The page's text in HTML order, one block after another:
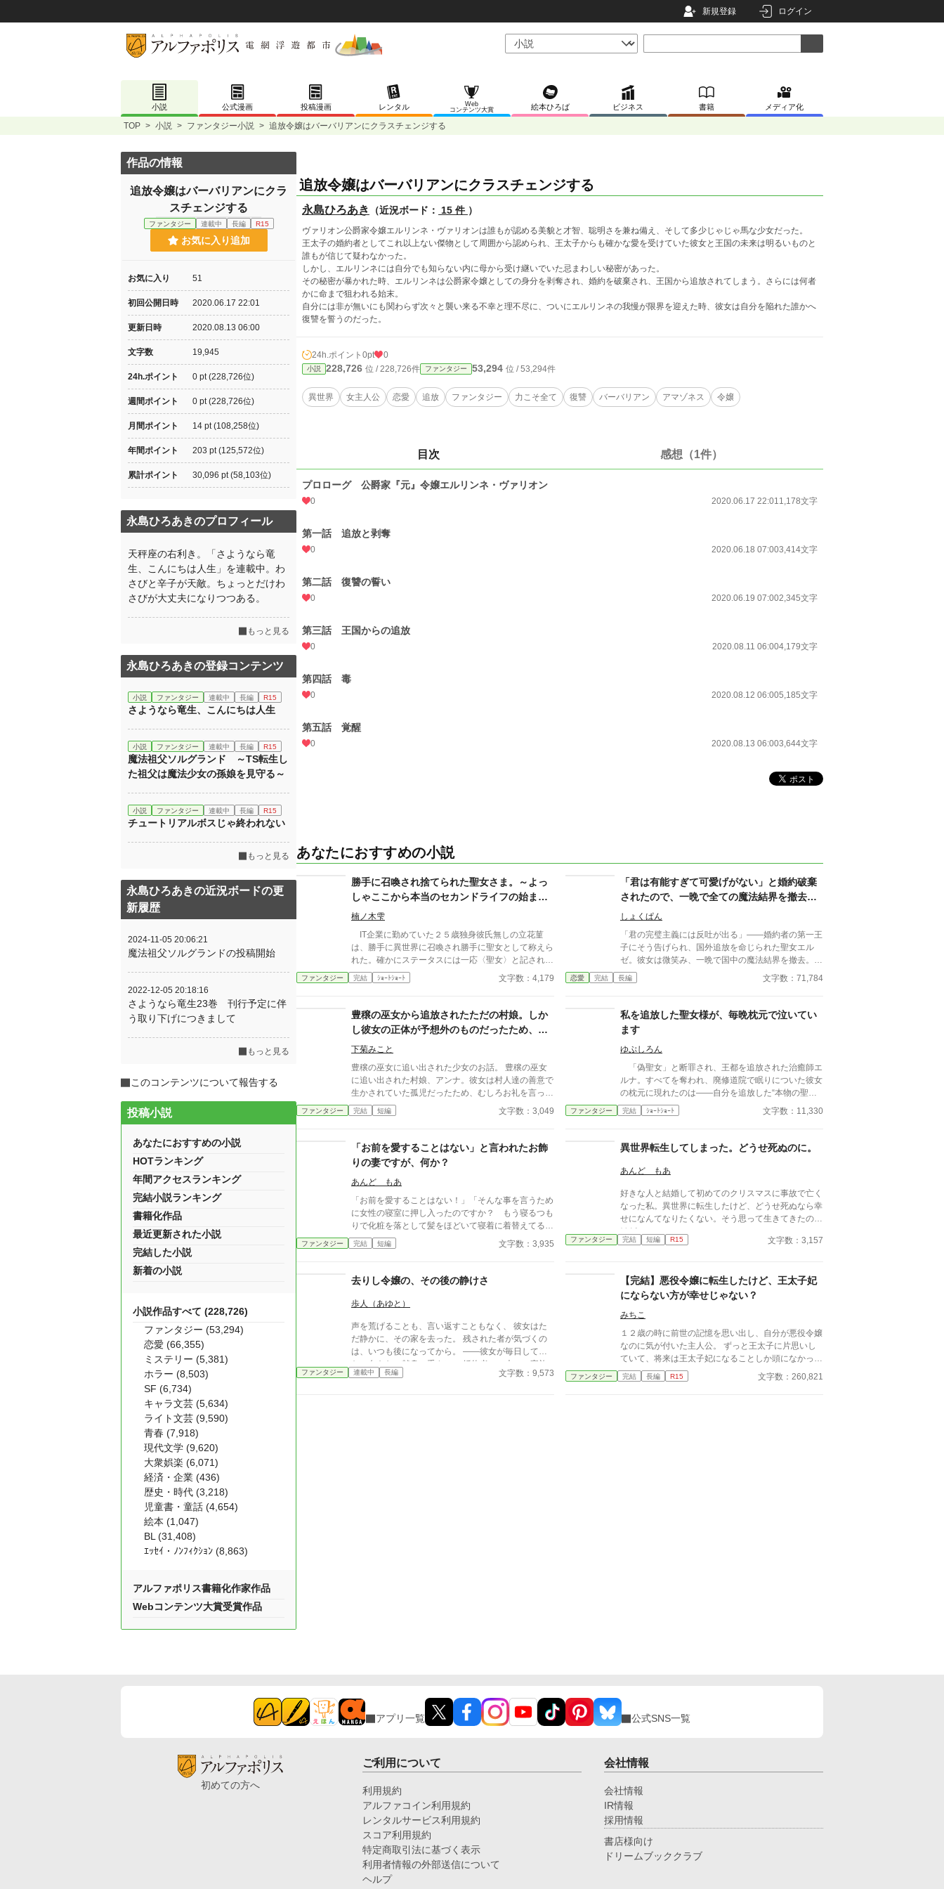
新規登録 ログイン
小説 公式漫画 投稿漫画 レンタル
Web
コンテンツ大賞
絵本ひろば ビジネス 書籍 メディア化
TOP > 小説 > ファンタジー小説 > 追放令嬢はバーバリアンにクラスチェンジする
追放令嬢はバーバリアンにクラスチェンジする
永島ひろあき （近況ボード： 15 件 ）
ヴァリオン公爵家令嬢エルリンネ・ヴァリオンは誰もが認める美貌と才智、聡明さを兼ね備え、そして多少じゃじゃ馬な少女だった。
王太子の婚約者としてこれ以上ない傑物として周囲から認められ、王太子からも確かな愛を受けていた彼女と王国の未来は明るいものと
誰もが信じて疑わなかった。
しかし、エルリンネには自分でも知らない内に母から受け継いでいた忌まわしい秘密があった。
その秘密が暴かれた時、エルリンネは公爵家令嬢としての身分を剥奪され、婚約を破棄され、王国から追放されてしまう。さらには何者
かに命まで狙われる始末。
自分には非が無いにも関わらず次々と襲い来る不幸と理不尽に、ついにエルリンネの我慢が限界を迎えた時、彼女は自分を陥れた誰かへ
復讐を誓うのだった。
24h.ポイント 0pt 0
小説 228,726 位 / 228,726件 ファンタジー 53,294 位 / 53,294件
異世界 女主人公 恋愛 追放 ファンタジー 力こそ全て 復讐 バーバリアン アマゾネス 令嬢
目次 感想（1件）
プロローグ 公爵家『元』令嬢エルリンネ・ヴァリオン
0 2020.06.17 22:011,178文字
第一話 追放と剥奪
0 2020.06.18 07:003,414文字
第二話 復讐の誓い
0 2020.06.19 07:002,345文字
第三話 王国からの追放
0 2020.08.11 06:004,179文字
第四話 毒
0 2020.08.12 06:005,185文字
第五話 覚醒
0 2020.08.13 06:003,644文字
あなたにおすすめの小説
勝手に召喚され捨てられた聖女さま。～よっ
しゃここから本当のセカンドライフの始まり
だ！～
楠ノ木雫
IT企業に勤めていた２５歳独身彼氏無しの立花菫
は、勝手に異世界に召喚され勝手に聖女として称えら
れた。確かにステータスには一応〈聖女〉と記されて
いるのだが、しばらくして偽物扱いされ国を追放され
る。まぁ仕方ない、と森に移り住み神様の助けの元セ
だした国はその日を境に天気が大荒れになり始めてい
き…… ※他の投稿サイトにも掲載しています。
ファンタジー 完結 ｼｮｰﾄｼｮｰﾄ 文字数：4,179
「君は有能すぎて可愛げがない」と婚約破棄
されたので、一晩で全ての魔法結界を撤去し
て隣国へ行きます。あ、維持マニュアルは燃
しょくぱん
「君の完璧主義には反吐が出る」――婚約者の第一王
子にそう告げられ、国外追放を命じられた聖女エル
ゼ。彼女は微笑み、一晩で国中の魔法結界を撤去。さ
らに「素人でも直せる」と嘘を吐かれた維持マニュア
ルを全て焼却処分した。守護を失いパニックに陥る母
の「可愛くない」技術を渇望する皇帝が待っていた。
恋愛 完結 長編 文字数：71,784
豊穣の巫女から追放されたただの村娘。しか
し彼女の正体が予想外のものだったため、村
は彼女が知らないうちに崩壊する。
下菊みこと
豊穣の巫女に追い出された少女のお話。 豊穣の巫女
に追い出された村娘、アンナ。彼女は村人達の善意で
生かされていた孤児だったため、むしろお礼を言って
笑顔で村を離れた。その感謝は本物だった。なにも持
たない彼女は、果たしてどこに向かうのか…。 小説
ファンタジー 完結 短編 文字数：3,049
私を追放した聖女様が、毎晩枕元で泣いてい
ます
ゆぷしろん
「偽聖女」と断罪され、王都を追放された治癒師エ
ルナ。すべてを奪われ、廃修道院で眠りについた彼女
の枕元に現れたのは――自分を追放した“本物の聖
女”セレスティアの幽霊だった。 「お願い、わたくし
の身体を取り戻して！」 聖印を授かった瞬間、セ
かも完全に魂を喰われるまで、残された時間はわずか
三日。性悪令嬢の涙など知るものかと思っていたエル
ナだが、無口な騎士団長ロルフと調べるうち、歴代聖
れた恐ろしい真相へ辿り着く。 許せない。けれ
ど、見捨てない。 追放治癒師と泣き虫な元敵、そ
して訳あり騎士団長。最悪の出会いから始まる三人
が、偽りの奇跡を暴き、奪われた身体と居場所を取り
戻す！
ファンタジー 完結 ｼｮｰﾄｼｮｰﾄ 文字数：11,330
「お前を愛することはない」と言われたお飾
りの妻ですが、何か？
あんど もあ
「お前を愛することはない！」「そんな事を言うため
に女性の寝室に押し入ったのですか？ もう寝るつも
りで化粧を落として髪をほどいて寝着に着替えてるの
に！ 最っ低！」 仕事大好き女が「お飾りの妻最
高！」と恋愛感情無しで結婚したらこうなるよね、と
ファンタジー 完結 短編 文字数：3,935
異世界転生してしまった。どうせ死ぬのに。
あんど もあ
好きな人と結婚して初めてのクリスマスに事故で亡く
なった私。異世界に転生したけど、どうせ死ぬなら幸
せになんてなりたくない。そう思って生きてきたのだ
けど……。
ファンタジー 完結 短編 R15 文字数：3,157
去りし令嬢の、その後の静けさ
歩人（あゆと）
声を荒げることも、言い返すこともなく、 彼女はた
だ静かに、その家を去った。 残された者が気づくの
は、いつも後になってから。 ——彼女が毎日してい
た、名もない献身の重さに。 婚約者の、夫の、家族
の「当たり前」を支えていた手が消えたとき、 失わ
ファンタジー 連載中 長編 文字数：9,573
【完結】悪役令嬢に転生したけど、王太子妃
にならない方が幸せじゃない？
みちこ
１２歳の時に前世の記憶を思い出し、自分が悪役令嬢
なのに気が付いた主人公。 ずっと王太子に片思いし
ていて、将来は王太子妃になることしか頭になかった
主人公だけど、前世の記憶を思い出したことで、王太
子の何が良かったのか疑問に思うようになる 色々と
ファンタジー 完結 長編 R15 文字数：260,821
作品の情報
追放令嬢はバーバリアンにクラ
スチェンジする
ファンタジー 連載中 長編 R15
お気に入り追加
お気に入り 51
初回公開日時 2020.06.17 22:01
更新日時 2020.08.13 06:00
文字数 19,945
24h.ポイント 0 pt (228,726位)
週間ポイント 0 pt (228,726位)
月間ポイント 14 pt (108,258位)
年間ポイント 203 pt (125,572位)
累計ポイント 30,096 pt (58,103位)
永島ひろあきのプロフィール
天秤座の右利き。「さようなら竜
生、こんにちは人生」を連載中。わ
さびと辛子が天敵。ちょっとだけわ
さびが大丈夫になりつつある。
もっと見る
永島ひろあきの登録コンテンツ
小説 ファンタジー 連載中 長編 R15
さようなら竜生、こんにちは人生
小説 ファンタジー 連載中 長編 R15
魔法祖父ソルグランド ～TS転生し
た祖父は魔法少女の孫娘を見守る～
小説 ファンタジー 連載中 長編 R15
チュートリアルボスじゃ終われない
もっと見る
永島ひろあきの近況ボードの更
新履歴
2024-11-05 20:06:21
魔法祖父ソルグランドの投稿開始
2022-12-05 20:18:16
さようなら竜生23巻 刊行予定に伴
う取り下げにつきまして
もっと見る
このコンテンツについて報告する
投稿小説
あなたにおすすめの小説
HOTランキング
年間アクセスランキング
完結小説ランキング
書籍化作品
最近更新された小説
完結した小説
新着の小説
小説作品すべて (228,726)
ファンタジー (53,294)
恋愛 (66,355)
ミステリー (5,381)
ホラー (8,503)
SF (6,734)
キャラ文芸 (5,634)
ライト文芸 (9,590)
青春 (7,918)
現代文学 (9,620)
大衆娯楽 (6,071)
経済・企業 (436)
歴史・時代 (3,218)
児童書・童話 (4,654)
絵本 (1,047)
BL (31,408)
ｴｯｾｲ・ﾉﾝﾌｨｸｼｮﾝ (8,863)
アルファポリス書籍化作家作品
Webコンテンツ大賞受賞作品
アプリ一覧 公式SNS一覧
初めての方へ
ご利用について
利用規約
アルファコイン利用規約
レンタルサービス利用規約
スコア利用規約
特定商取引法に基づく表示
利用者情報の外部送信について
ヘルプ
会社情報
会社情報
IR情報
採用情報
書店様向け
ドリームブッククラブ